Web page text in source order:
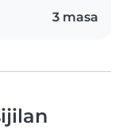
3 masa